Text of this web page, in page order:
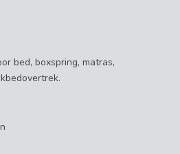
bed, boxspring, matras,